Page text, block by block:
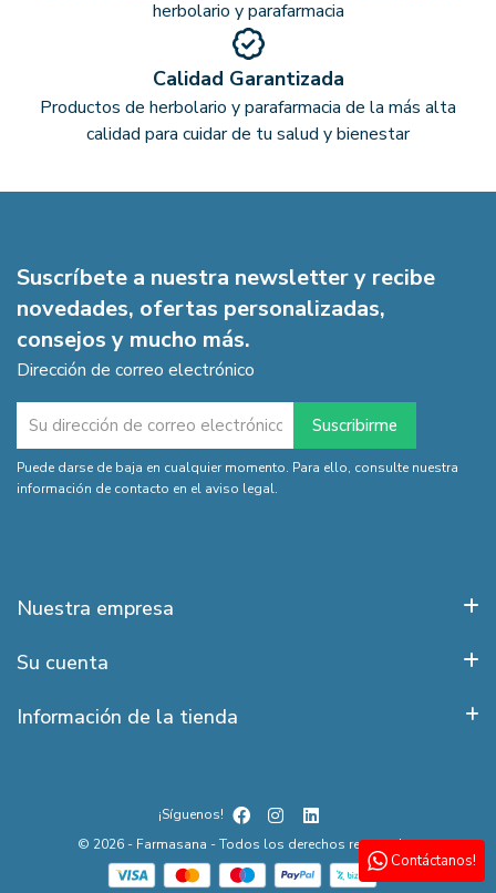
herbolario y parafarmacia
Calidad Garantizada
Productos de herbolario y parafarmacia de la más alta
calidad para cuidar de tu salud y bienestar
Suscríbete a nuestra newsletter y recibe
novedades, ofertas personalizadas,
consejos y mucho más.
Dirección de correo electrónico
Puede darse de baja en cualquier momento. Para ello, consulte nuestra
información de contacto en el aviso legal.
Nuestra empresa
Su cuenta
Información de la tienda
© 2026 - Farmasana - Todos los derechos reservados
¡Síguenos!
Contáctanos!